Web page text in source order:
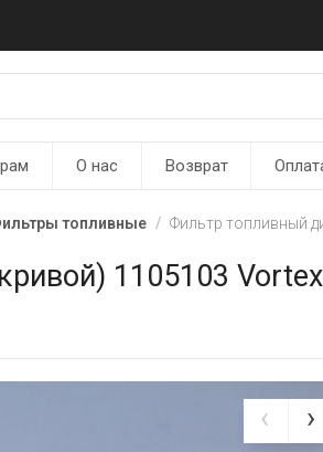
О нас Возврат
топливные Фильтр топливный
1105103 Vortex